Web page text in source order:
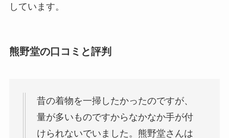
しています。
熊野堂の口コミと評判
昔の着物を一掃したかったのですが、
量が多いものですからなかなか手が付
けられないでいました。熊野堂さんは